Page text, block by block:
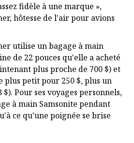
fidèle à une marque »,
hôtesse de l'air pour avions
utilise un bagage à main
de 22 pouces qu'elle a acheté
plus proche de 700 $) et
plus petit pour 250 $, plus un
Pour ses voyages personnels,
à main Samsonite pendant
ce qu'une poignée se brise